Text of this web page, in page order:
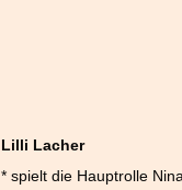
Lilli Lacher
* spielt die Hauptrolle